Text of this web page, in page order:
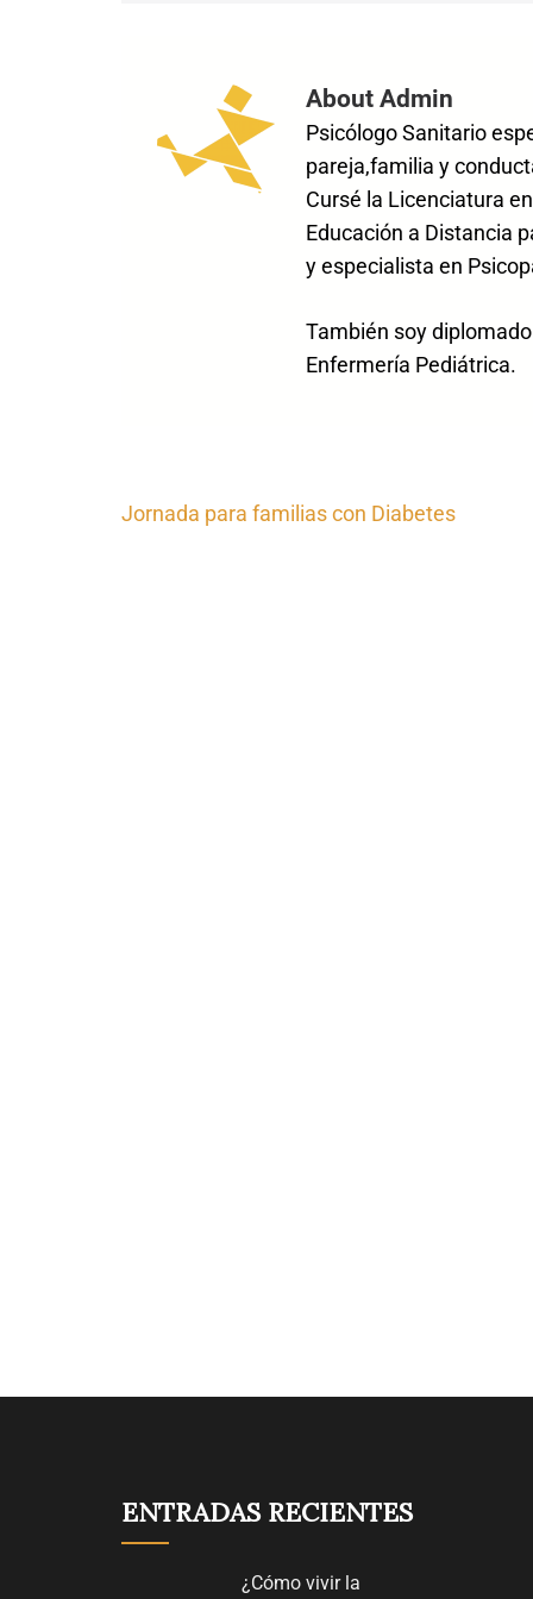
About Admin
Psicólogo Sanitario
pareja,familia y
Cursé la Licenciatura
Educación a Distancia
y especialista en
También soy
Enfermería Pediátrica.
Navegación
Jornada para familias con Diabetes
ENTRADAS RECIENTES
¿Cómo vivir la